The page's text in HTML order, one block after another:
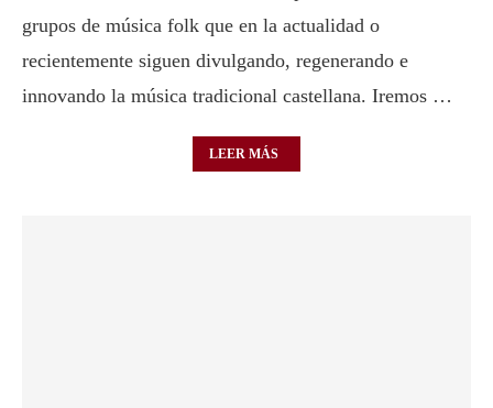
grupos de música folk que en la actualidad o
recientemente siguen divulgando, regenerando e
innovando la música tradicional castellana. Iremos …
LEER MÁS